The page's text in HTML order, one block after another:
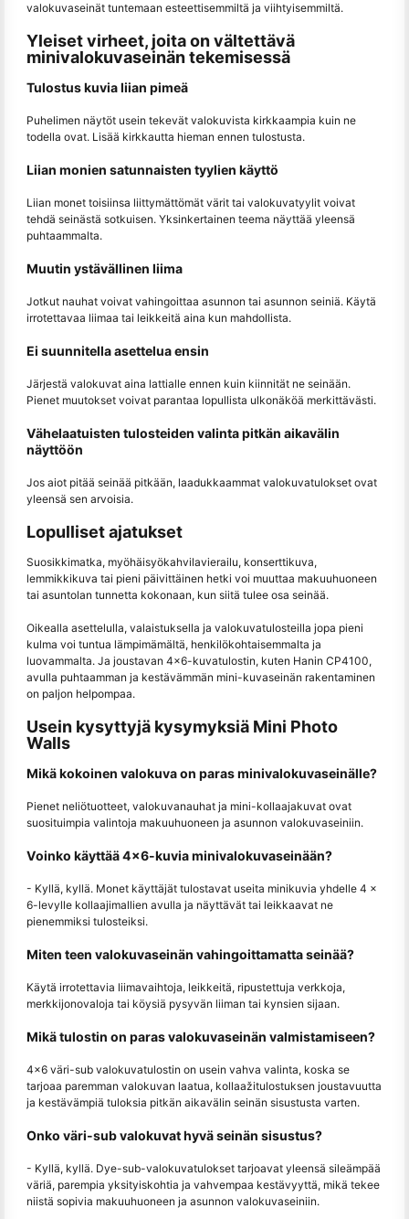
valokuvaseinät tuntemaan esteettisemmiltä ja viihtyisemmiltä.
Yleiset virheet, joita on vältettävä
minivalokuvaseinän tekemisessä
Tulostus kuvia liian pimeä
Puhelimen näytöt usein tekevät valokuvista kirkkaampia kuin ne
todella ovat. Lisää kirkkautta hieman ennen tulostusta.
Liian monien satunnaisten tyylien käyttö
Liian monet toisiinsa liittymättömät värit tai valokuvatyylit voivat
tehdä seinästä sotkuisen. Yksinkertainen teema näyttää yleensä
puhtaammalta.
Muutin ystävällinen liima
Jotkut nauhat voivat vahingoittaa asunnon tai asunnon seiniä. Käytä
irrotettavaa liimaa tai leikkeitä aina kun mahdollista.
Ei suunnitella asettelua ensin
Järjestä valokuvat aina lattialle ennen kuin kiinnität ne seinään.
Pienet muutokset voivat parantaa lopullista ulkonäköä merkittävästi.
Vähelaatuisten tulosteiden valinta pitkän aikavälin
näyttöön
Jos aiot pitää seinää pitkään, laadukkaammat valokuvatulokset ovat
yleensä sen arvoisia.
Lopulliset ajatukset
Suosikkimatka, myöhäisyökahvilavierailu, konserttikuva,
lemmikkikuva tai pieni päivittäinen hetki voi muuttaa makuuhuoneen
tai asuntolan tunnetta kokonaan, kun siitä tulee osa seinää.
Oikealla asettelulla, valaistuksella ja valokuvatulosteilla jopa pieni
kulma voi tuntua lämpimämältä, henkilökohtaisemmalta ja
luovammalta. Ja joustavan 4×6-kuvatulostin, kuten Hanin CP4100,
avulla puhtaamman ja kestävämmän mini-kuvaseinän rakentaminen
on paljon helpompaa.
Usein kysyttyjä kysymyksiä Mini Photo
Walls
Mikä kokoinen valokuva on paras minivalokuvaseinälle?
Pienet neliötuotteet, valokuvanauhat ja mini-kollaajakuvat ovat
suosituimpia valintoja makuuhuoneen ja asunnon valokuvaseiniin.
Voinko käyttää 4x6-kuvia minivalokuvaseinään?
- Kyllä, kyllä. Monet käyttäjät tulostavat useita minikuvia yhdelle 4 ×
6-levylle kollaajimallien avulla ja näyttävät tai leikkaavat ne
pienemmiksi tulosteiksi.
Miten teen valokuvaseinän vahingoittamatta seinää?
Käytä irrotettavia liimavaihtoja, leikkeitä, ripustettuja verkkoja,
merkkijonovaloja tai köysiä pysyvän liiman tai kynsien sijaan.
Mikä tulostin on paras valokuvaseinän valmistamiseen?
4×6 väri-sub valokuvatulostin on usein vahva valinta, koska se
tarjoaa paremman valokuvan laatua, kollaažitulostuksen joustavuutta
ja kestävämpiä tuloksia pitkän aikavälin seinän sisustusta varten.
Onko väri-sub valokuvat hyvä seinän sisustus?
- Kyllä, kyllä. Dye-sub-valokuvatulokset tarjoavat yleensä sileämpää
väriä, parempia yksityiskohtia ja vahvempaa kestävyyttä, mikä tekee
niistä sopivia makuuhuoneen ja asunnon valokuvaseiniin.